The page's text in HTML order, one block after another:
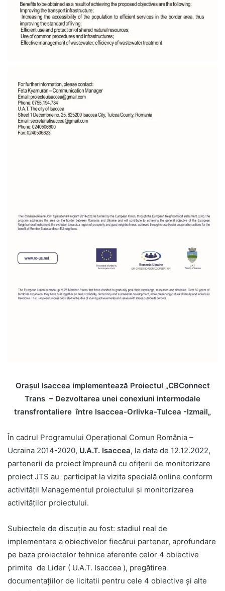
Oraşul Isaccea implementează Proiectul „CBConnect
Trans – Dezvoltarea unei conexiuni intermodale
transfrontaliere între Isaccea-Orlivka-Tulcea -Izmail„
În cadrul Programului Operaţional Comun România –
Ucraina 2014-2020, U.A.T. Isaccea, la data de 12.12.2022,
partenerii de proiect împreună cu ofițerii de monitorizare
proiect JTS au participat la vizita specială online conform
activității Managementul proiectului și monitorizarea
activităților proiectului.
Subiectele de discuție au fost: stadiul real de
implementare a obiectivelor fiecărui partener, aprofundare
pe baza proiectelor tehnice aferente celor 4 obiective
primite de Lider ( U.A.T. Isaccea ), pregătirea
documentațiilor de licitatii pentru cele 4 obiective și alte